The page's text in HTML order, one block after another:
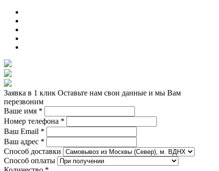
Заявка в 1 клик Оставьте нам свои данные и мы Вам
перезвоним
Ваше имя *
Номер телефона *
Ваш Email *
Ваш адрес *
Способ доставки
Способ оплаты